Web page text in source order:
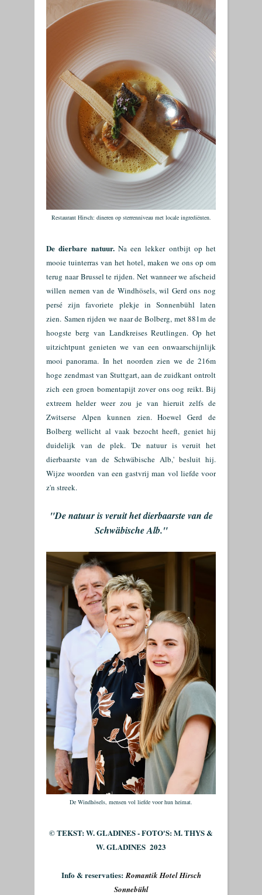
Restaurant Hirsch: dineren op sterrenniveau met locale ingrediënten.
De dierbare natuur. Na een lekker ontbijt op het
mooie tuinterras van het hotel, maken we ons op om
terug naar Brussel te rijden. Net wanneer we afscheid
willen nemen van de Windhösels, wil Gerd ons nog
persé zijn favoriete plekje in Sonnenbühl laten
zien. Samen rijden we naar de Bolberg, met 881m de
hoogste berg van Landkreises Reutlingen. Op het
uitzichtpunt genieten we van een onwaarschijnlijk
mooi panorama. In het noorden zien we de 216m
hoge zendmast van Stuttgart, aan de zuidkant ontrolt
zich een groen bomentapijt zover ons oog reikt. Bij
extreem helder weer zou je van hieruit zelfs de
Zwitserse Alpen kunnen zien. Hoewel Gerd de
Bolberg wellicht al vaak bezocht heeft, geniet hij
duidelijk van de plek. 'De natuur is veruit het
dierbaarste van de Schwäbische Alb,' besluit hij.
Wijze woorden van een gastvrij man vol liefde voor
z'n streek.
"De natuur is veruit het dierbaarste van de
Schwäbische Alb."
De Windhösels, mensen vol liefde voor hun heimat.
© TEKST: W. GLADINES - FOTO'S: M. THYS &
W. GLADINES 2023
Info & reservaties:Romantik Hotel Hirsch
Sonnebühl